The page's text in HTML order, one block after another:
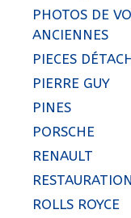
PHOTOS DE
ANCIENNES
PIECES
PIERRE GUY
PINES
PORSCHE
RENAULT
ROLLS ROYCE